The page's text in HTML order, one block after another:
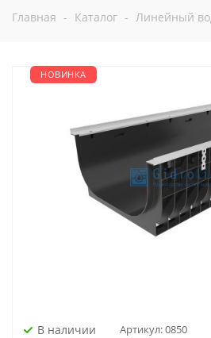
Главная - Каталог - Линейный
НОВИНКА
В наличии Артикул:0850